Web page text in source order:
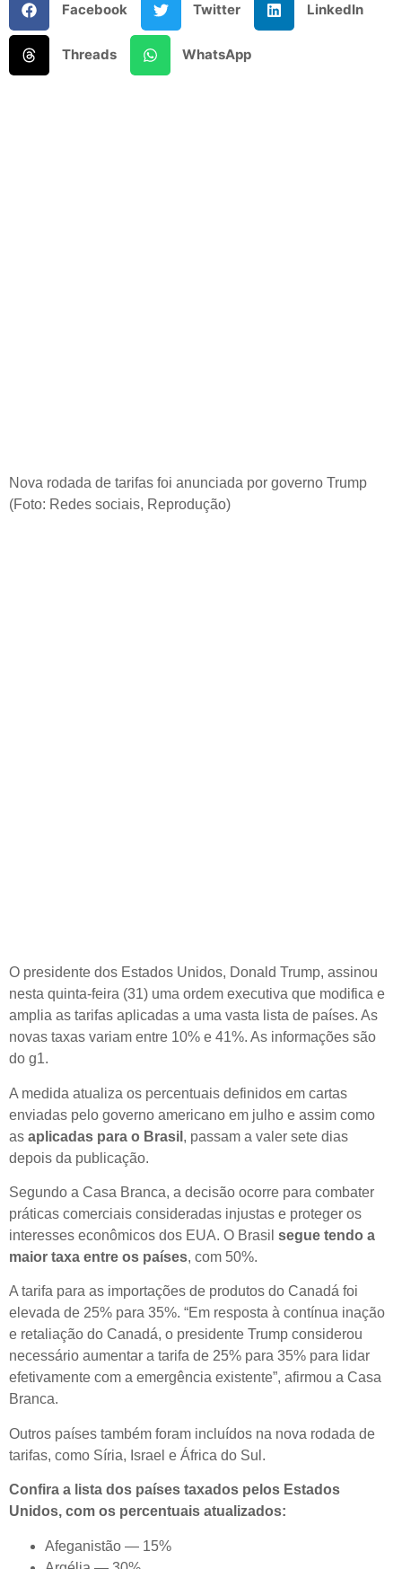
Facebook Twitter LinkedIn
Threads WhatsApp
Nova rodada de tarifas foi anunciada por governo Trump
(Foto: Redes sociais, Reprodução)
O presidente dos Estados Unidos, Donald Trump, assinou
nesta quinta-feira (31) uma ordem executiva que modifica e
amplia as tarifas aplicadas a uma vasta lista de países. As
novas taxas variam entre 10% e 41%. As informações são
do g1.
A medida atualiza os percentuais definidos em cartas
enviadas pelo governo americano em julho e assim como
as aplicadas para o Brasil , passam a valer sete dias
depois da publicação.
Segundo a Casa Branca, a decisão ocorre para combater
práticas comerciais consideradas injustas e proteger os
interesses econômicos dos EUA. O Brasil segue tendo a
maior taxa entre os países, com 50%.
A tarifa para as importações de produtos do Canadá foi
elevada de 25% para 35%. “Em resposta à contínua inação
e retaliação do Canadá, o presidente Trump considerou
necessário aumentar a tarifa de 25% para 35% para lidar
efetivamente com a emergência existente”, afirmou a Casa
Branca.
Outros países também foram incluídos na nova rodada de
tarifas, como Síria, Israel e África do Sul.
Confira a lista dos países taxados pelos Estados
Unidos, com os percentuais atualizados:
Afeganistão — 15%